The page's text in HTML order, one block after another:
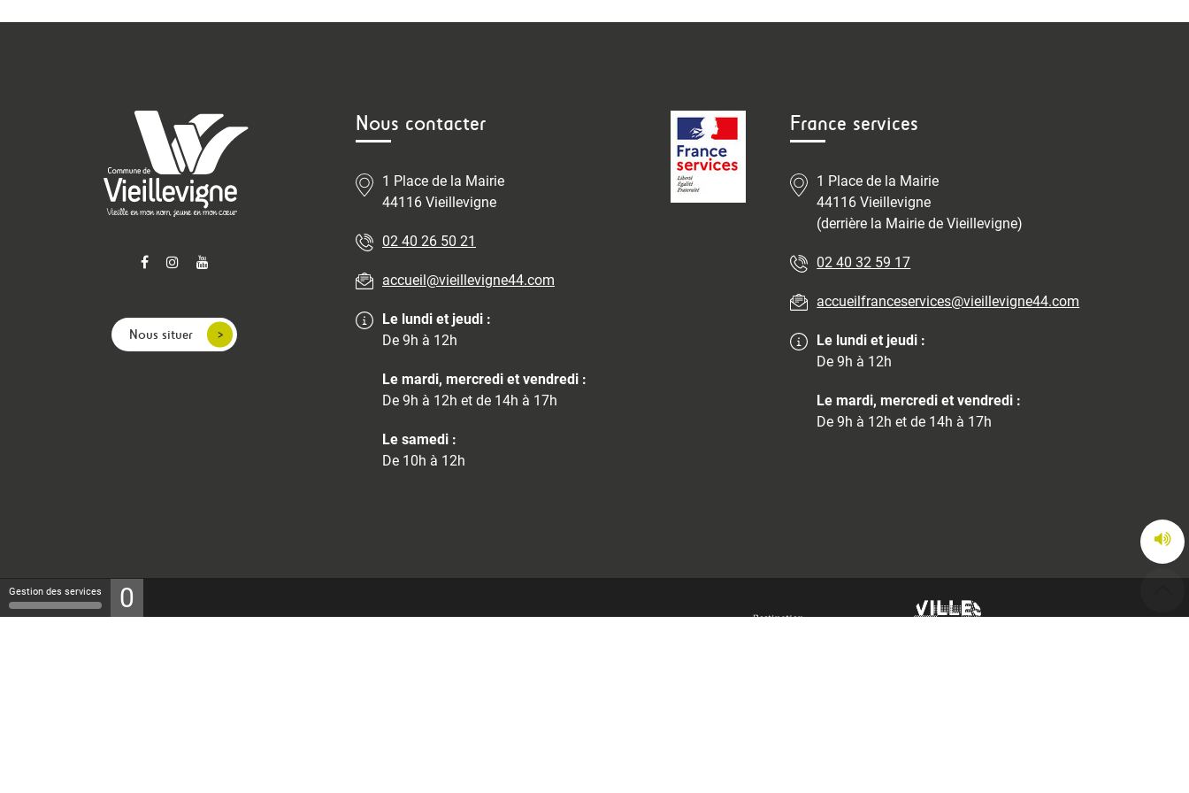
Nous situer
Nous contacter
1 Place de la Mairie
44116 Vieillevigne
02 40 26 50 21
accueil@vieillevigne44.com
Le lundi et jeudi :
De 9h à 12h
Le mardi, mercredi et vendredi :
De 9h à 12h et de 14h à 17h
Le samedi :
De 10h à 12h
France services
1 Place de la Mairie
44116 Vieillevigne
(derrière la Mairie de Vieillevigne)
02 40 32 59 17
accueilfranceservices@vieillevigne44.com
Le lundi et jeudi :
De 9h à 12h
Le mardi, mercredi et vendredi :
De 9h à 12h et de 14h à 17h
Gestion des services 0